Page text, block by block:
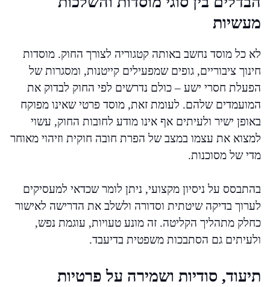
מעשיות
לא כל מוסד נחשב באותה קטגוריה לצורך החוק. מוסדות
חינוך ציבוריים, גופים שמפעילים קייטנות, ומסגרות של
הפעלת חסרי ישע – כולם נדרשים לפי החוק לבדוק את
המועמדים שלהם. לעומת זאת, מוסד פרטי שאינו מפוקח
באופן ישיר ולעיתים אף אינו מודע לחובות החוק, עשוי
למצוא את עצמו במצב של הפרת חובה חוקית וזיהוי מאוחר
מדי של מסוכנות.
בהתבסס על ניסיון מקצועי, ניתן לומר שכדאי למעסיקים
לערוך בדיקה שיטתית וסדורה ולשלב את הדרישה לאישור
כחלק מתהליך הקליטה. זה מונע טעויות, עוגמת נפש,
ולעיתים גם הסתבכות משפטית בדיעבד.
תיעוד, סודיות ושמירה על פרטיות